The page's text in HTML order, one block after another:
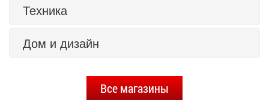
Техника
Дом и дизайн
Все магазины